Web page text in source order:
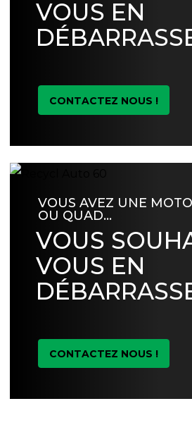
VOUS EN
CONTACTEZ NOUS !
VOUS AVEZ UNE
OU QUAD…
VOUS
VOUS EN
CONTACTEZ NOUS !